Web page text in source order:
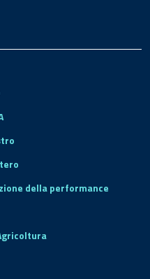
della performance